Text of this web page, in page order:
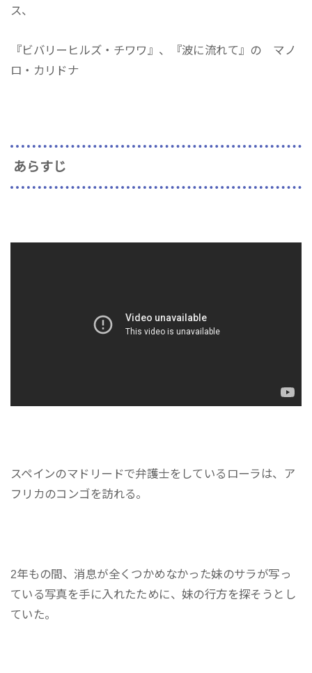
ス、
『ビバリーヒルズ・チワワ』、『波に流れて』の マノ
ロ・カリドナ
あらすじ
スペインのマドリードで弁護士をしているローラは、ア
フリカのコンゴを訪れる。
2年もの間、消息が全くつかめなかった妹のサラが写っ
ている写真を手に入れたために、妹の行方を探そうとし
ていた。